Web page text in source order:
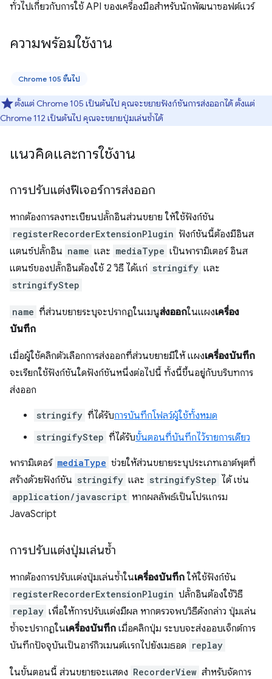
ทั่วไปเกี่ยวกับการใช้ API ของเครื่องมือสำหรับนักพัฒนาซอฟต์แวร์
ความพร้อมใช้งาน
Chrome 105 ขึ้นไป
ตั้งแต่ Chrome 105 เป็นต้นไป คุณจะขยายฟังก์ชันการส่งออกได้ ตั้งแต่
Chrome 112 เป็นต้นไป คุณจะขยายปุ่มเล่นซ้ำได้
แนวคิดและการใช้งาน
การปรับแต่งฟีเจอร์การส่งออก
หากต้องการลงทะเบียนปลั๊กอินส่วนขยาย ให้ใช้ฟังก์ชัน
registerRecorderExtensionPlugin ฟังก์ชันนี้ต้องมีอินส
แตนซ์ปลั๊กอิน name และ mediaType เป็นพารามิเตอร์ อินส
แตนซ์ของปลั๊กอินต้องใช้ 2 วิธี ได้แก่ stringify และ
stringifyStep
name ที่ส่วนขยายระบุจะปรากฏในเมนูส่งออกในแผงเครื่อง
บันทึก
เมื่อผู้ใช้คลิกตัวเลือกการส่งออกที่ส่วนขยายมีให้ แผงเครื่องบันทึก
จะเรียกใช้ฟังก์ชันใดฟังก์ชันหนึ่งต่อไปนี้ ทั้งนี้ขึ้นอยู่กับบริบทการ
ส่งออก
stringify ที่ได้รับการบันทึกโฟลว์ผู้ใช้ทั้งหมด
stringifyStep ที่ได้รับขั้นตอนที่บันทึกไว้รายการเดียว
พารามิเตอร์ mediaType ช่วยให้ส่วนขยายระบุประเภทเอาต์พุตที่
สร้างด้วยฟังก์ชัน stringify และ stringifyStep ได้ เช่น
application/javascript หากผลลัพธ์เป็นโปรแกรม
JavaScript
การปรับแต่งปุ่มเล่นซ้ำ
หากต้องการปรับแต่งปุ่มเล่นซ้ำในเครื่องบันทึก ให้ใช้ฟังก์ชัน
registerRecorderExtensionPlugin ปลั๊กอินต้องใช้วิธี
replay เพื่อให้การปรับแต่งมีผล หากตรวจพบวิธีดังกล่าว ปุ่มเล่น
ซ้ำจะปรากฏในเครื่องบันทึก เมื่อคลิกปุ่ม ระบบจะส่งออบเจ็กต์การ
บันทึกปัจจุบันเป็นอาร์กิวเมนต์แรกไปยังเมธอด replay
ในขั้นตอนนี้ ส่วนขยายจะแสดง RecorderView สำหรับจัดการ